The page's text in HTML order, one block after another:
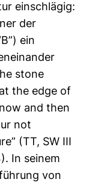
einschlägig:
der
ein
stone
the edge of
and then
not
(TT, SW III
In seinem
von